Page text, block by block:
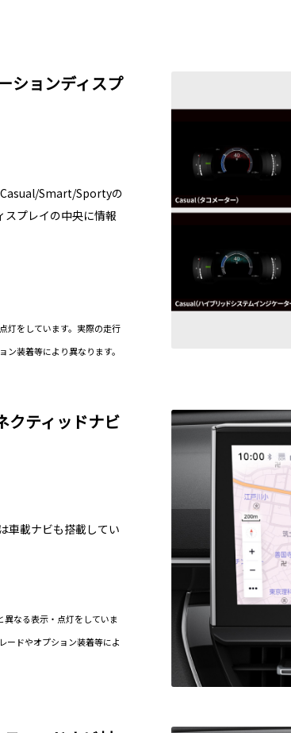
ションディスプ
Casual/Smart/Sportyの
スプレイの中央に情報
灯をしています。実際の走行
装着等により異なります。
クティッドナビ
車載ナビも搭載してい
なる表示・点灯をしていま
ドやオプション装着等によ